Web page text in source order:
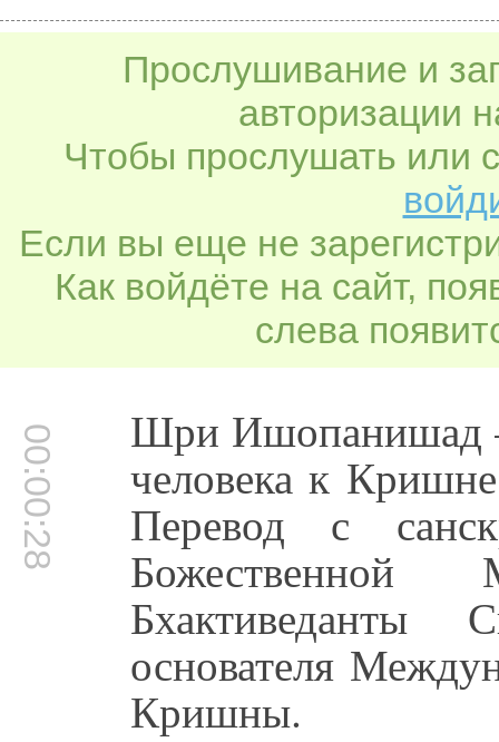
Прослушивание и
авторизации
Чтобы прослушать или
Если вы еще не
Как войдёте на сайт,
слева
00:00:28 Шри Ишопанишад –
человека к
Перевод с
Бхактиведанты
основателя
Кришны.